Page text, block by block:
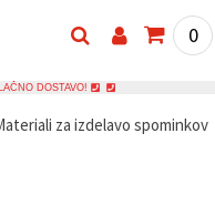
0
DOSTAVO!
za izdelavo spominkov